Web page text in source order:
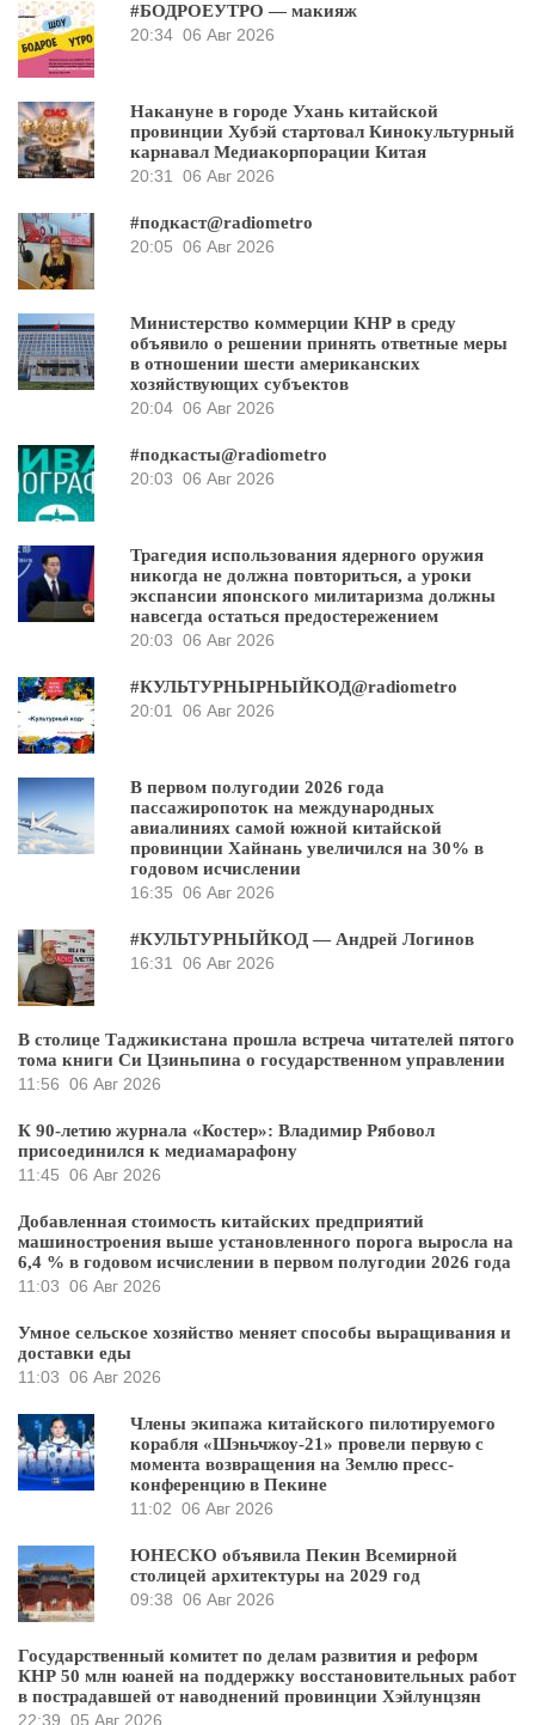
#БОДРОЕУТРО — макияж
20:34 06 Авг 2026
Накануне в городе Ухань китайской
провинции Хубэй стартовал Кинокультурный
карнавал Медиакорпорации Китая
20:31
06 Авг 2026
#подкаст@radiometro
20:05 06 Авг 2026
Министерство коммерции КНР в среду
объявило о решении принять ответные меры
в отношении шести американских
хозяйствующих субъектов
20:04 06 Авг 2026
#подкасты@radiometro
20:03 06 Авг 2026
Трагедия использования ядерного оружия
никогда не должна повториться, а уроки
экспансии японского милитаризма должны
навсегда остаться предостережением
20:03 06 Авг 2026
#КУЛЬТУРНЫРНЫЙКОД@radiometro
20:01
06 Авг 2026
В первом полугодии 2026 года
пассажиропоток на международных
авиалиниях самой южной китайской
провинции Хайнань увеличился на 30% в
годовом исчислении
16:35 06 Авг 2026
#КУЛЬТУРНЫЙКОД — Андрей Логинов
16:31
06 Авг 2026
В столице Таджикистана прошла встреча читателей пятого
тома книги Си Цзиньпина о государственном управлении
11:56 06 Авг 2026
К 90-летию журнала «Костер»: Владимир Рябовол
присоединился к медиамарафону
11:45 06 Авг 2026
Добавленная стоимость китайских предприятий
машиностроения выше установленного порога выросла на
6,4 % в годовом исчислении в первом полугодии 2026 года
11:03 06 Авг 2026
Умное сельское хозяйство меняет способы выращивания и
доставки еды
11:03 06 Авг 2026
Члены экипажа китайского пилотируемого
корабля «Шэньчжоу-21» провели первую с
момента возвращения на Землю пресс-
конференцию в Пекине
11:02 06 Авг 2026
ЮНЕСКО объявила Пекин Всемирной
столицей архитектуры на 2029 год
09:38 06 Авг 2026
Государственный комитет по делам развития и реформ
КНР 50 млн юаней на поддержку восстановительных работ
в пострадавшей от наводнений провинции Хэйлунцзян
22:39 05 Авг 2026